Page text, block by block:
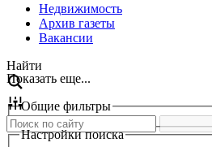
Недвижимость
Архив газеты
Вакансии
Перейти
к
содержанию
Найти
Показать еще...
Общие фильтры
Настройки поиска